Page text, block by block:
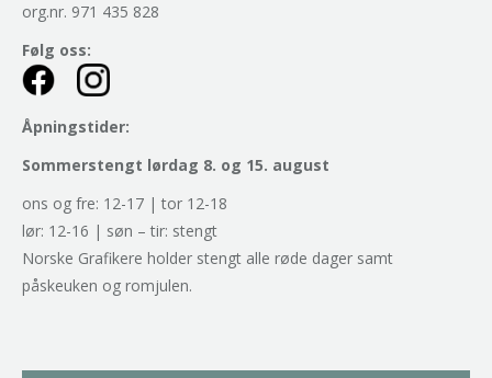
org.nr. 971 435 828
Følg oss:
Åpningstider:
Sommerstengt lørdag 8. og 15. august
ons og fre: 12-17 | tor 12-18
lør: 12-16 | søn – tir: stengt
Norske Grafikere holder stengt alle røde dager samt
påskeuken og romjulen.